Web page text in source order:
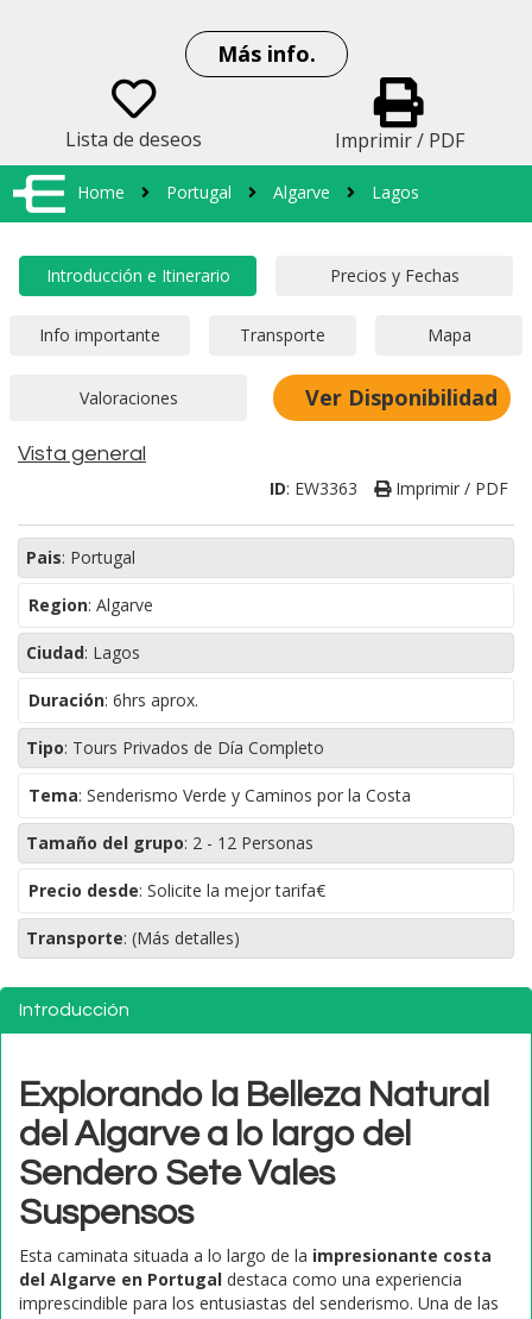
Más info.
Lista de deseos Imprimir / PDF
Home Portugal Algarve Lagos
Ver Disponibilidad
Vista general
ID: EW3363 Imprimir / PDF
Pais: Portugal
Region: Algarve
Ciudad: Lagos
Duración: 6hrs aprox.
Tipo: Tours Privados de Día Completo
Tema: Senderismo Verde y Caminos por la Costa
Tamaño del grupo: 2 - 12 Personas
Precio desde: Solicite la mejor tarifa€
Transporte: (Más detalles)
Introducción
Explorando la Belleza Natural
del Algarve a lo largo del
Sendero Sete Vales
Suspensos
Esta caminata situada a lo largo de la impresionante costa
del Algarve en Portugal destaca como una experiencia
imprescindible para los entusiastas del senderismo. Una de las